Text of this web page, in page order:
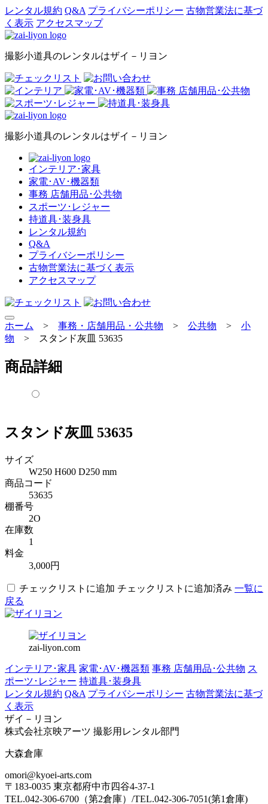
レンタル規約 Q&A プライバシーポリシー 古物営業法に基づ
く表示 アクセスマップ
撮影小道具のレンタルはザイ－リヨン
撮影小道具のレンタルはザイ－リヨン
インテリア･家具
家電･AV･機器類
事務 店舗用品･公共物
スポーツ･レジャー
持道具･装身具
レンタル規約
Q&A
プライバシーポリシー
古物営業法に基づく表示
アクセスマップ
ホーム > 事務・店舗用品・公共物 > 公共物 >
小
物
> スタンド灰皿 53635
商品詳細
スタンド灰皿 53635
サイズ
W250 H600 D250 mm
商品コード
53635
棚番号
2O
在庫数
1
料金
3,000円
チェックリストに追加 チェックリストに追加済み 一覧に
戻る
zai-liyon.com
インテリア･家具 家電･AV･機器類 事務 店舗用品･公共物 ス
ポーツ･レジャー 持道具･装身具
レンタル規約 Q&A プライバシーポリシー 古物営業法に基づ
く表示
ザイ－リヨン
株式会社京映アーツ 撮影用レンタル部門
大森倉庫
omori@kyoei-arts.com
〒183-0035 東京都府中市四谷4-37-1
TEL.042-306-6700（第2倉庫）/TEL.042-306-7051(第1倉庫)